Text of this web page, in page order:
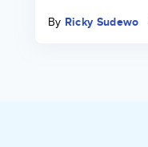
By Ricky Sudewo